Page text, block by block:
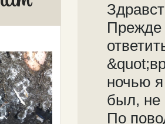
Прежде
ночью я
был, не
По